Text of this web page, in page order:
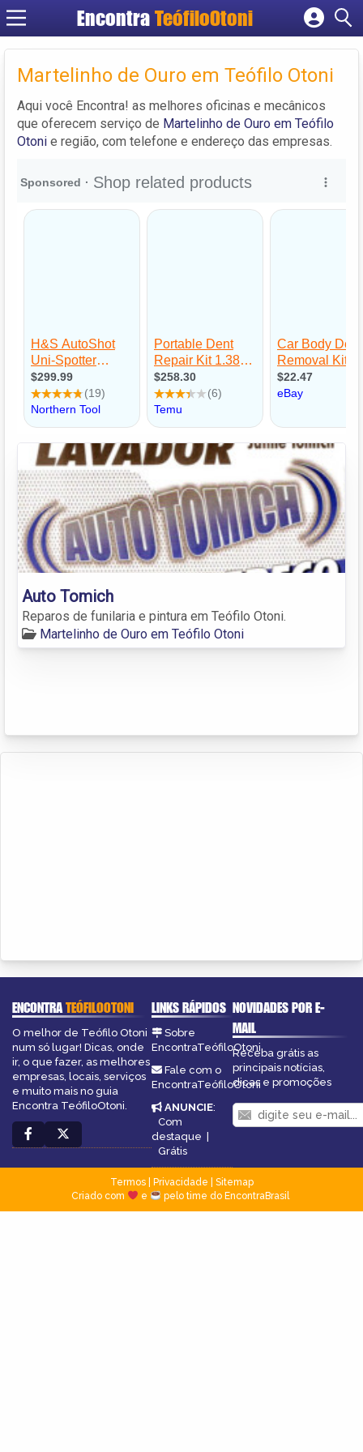
Encontra TeófiloOtoni
Cadastrar empresa
Criar conta
Martelinho de Ouro em Teófilo Otoni
Aqui você Encontra! as melhores oficinas e mecânicos
que oferecem serviço de Martelinho de Ouro em Teófilo
Otoni e região, com telefone e endereço das empresas.
Auto Tomich
Reparos de funilaria e pintura em Teófilo Otoni.
Martelinho de Ouro em Teófilo Otoni
ENCONTRATEÓFILOOTONI
O melhor de Teófilo Otoni
num só lugar! Dicas, onde
ir, o que fazer, as melhores
empresas, locais, serviços
e muito mais no guia
Encontra TeófiloOtoni.
LINKS RÁPIDOS
Sobre
EncontraTeófiloOtoni
Fale com o
EncontraTeófiloOtoni
ANUNCIE:
Com
destaque |
Grátis
NOVIDADES POR E-
MAIL
Receba grátis as
principais notícias,
dicas e promoções
Termos| Privacidade
Sitemap
Criado com
e pelo time do EncontraBrasil